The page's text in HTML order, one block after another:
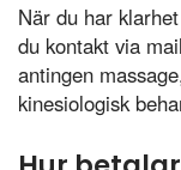
När du har
du kontakt via
antingen
kinesiologisk